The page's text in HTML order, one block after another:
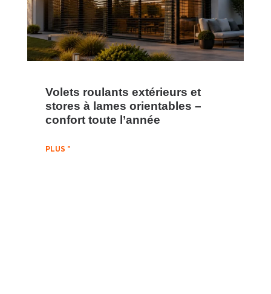
Volets roulants extérieurs et
stores à lames orientables –
confort toute l’année
PLUS "